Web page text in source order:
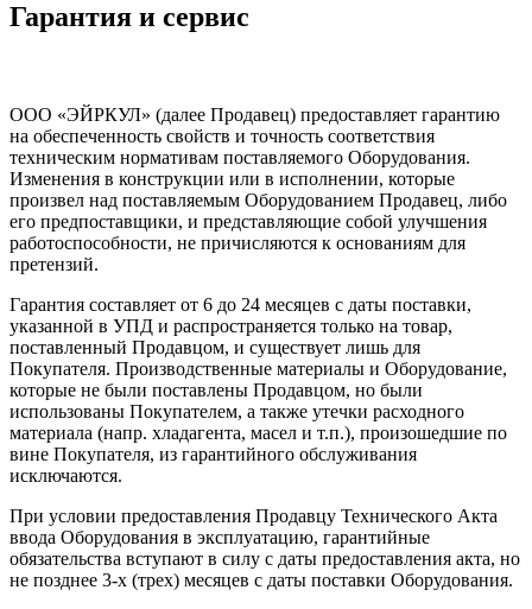
Гарантия и сервис
ООО «ЭЙРКУЛ» (далее Продавец) предоставляет гарантию
на обеспеченность свойств и точность соответствия
техническим нормативам поставляемого Оборудования.
Изменения в конструкции или в исполнении, которые
произвел над поставляемым Оборудованием Продавец, либо
его предпоставщики, и представляющие собой улучшения
работоспособности, не причисляются к основаниям для
претензий.
Гарантия составляет от 6 до 24 месяцев с даты поставки,
указанной в УПД и распространяется только на товар,
поставленный Продавцом, и существует лишь для
Покупателя. Производственные материалы и Оборудование,
которые не были поставлены Продавцом, но были
использованы Покупателем, а также утечки расходного
материала (напр. хладагента, масел и т.п.), произошедшие по
вине Покупателя, из гарантийного обслуживания
исключаются.
При условии предоставления Продавцу Технического Акта
ввода Оборудования в эксплуатацию, гарантийные
обязательства вступают в силу с даты предоставления акта, но
не позднее 3-х (трех) месяцев с даты поставки Оборудования.